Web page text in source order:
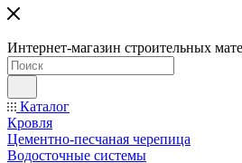
Интернет-магазин строительных
Каталог
Кровля
Цементно-песчаная черепица
Водосточные системы